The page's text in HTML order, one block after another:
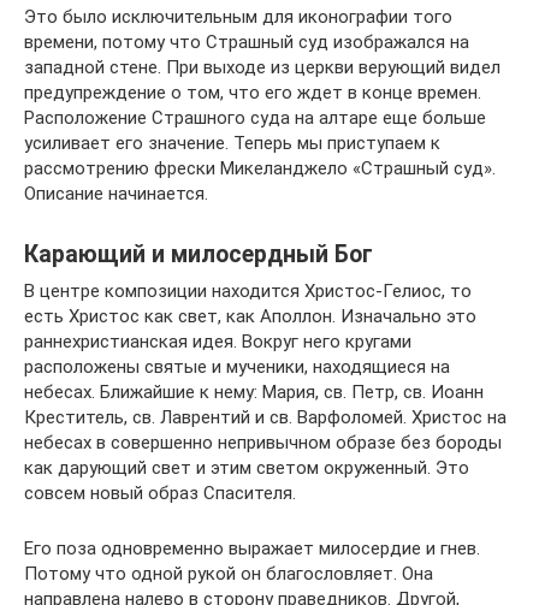
Это было исключительным для иконографии того
времени, потому что Страшный суд изображался на
западной стене. При выходе из церкви верующий видел
предупреждение о том, что его ждет в конце времен.
Расположение Страшного суда на алтаре еще больше
усиливает его значение. Теперь мы приступаем к
рассмотрению фрески Микеланджело «Страшный суд».
Описание начинается.
Карающий и милосердный Бог
В центре композиции находится Христос-Гелиос, то
есть Христос как свет, как Аполлон. Изначально это
раннехристианская идея. Вокруг него кругами
расположены святые и мученики, находящиеся на
небесах. Ближайшие к нему: Мария, св. Петр, св. Иоанн
Креститель, св. Лаврентий и св. Варфоломей. Христос на
небесах в совершенно непривычном образе без бороды
как дарующий свет и этим светом окруженный. Это
совсем новый образ Спасителя.
Его поза одновременно выражает милосердие и гнев.
Потому что одной рукой он благословляет. Она
направлена налево в сторону праведников. Другой,